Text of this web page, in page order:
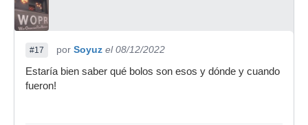
#17 por Soyuz el 08/12/2022
Estaría bien saber qué bolos son esos y dónde y cuando
fueron!